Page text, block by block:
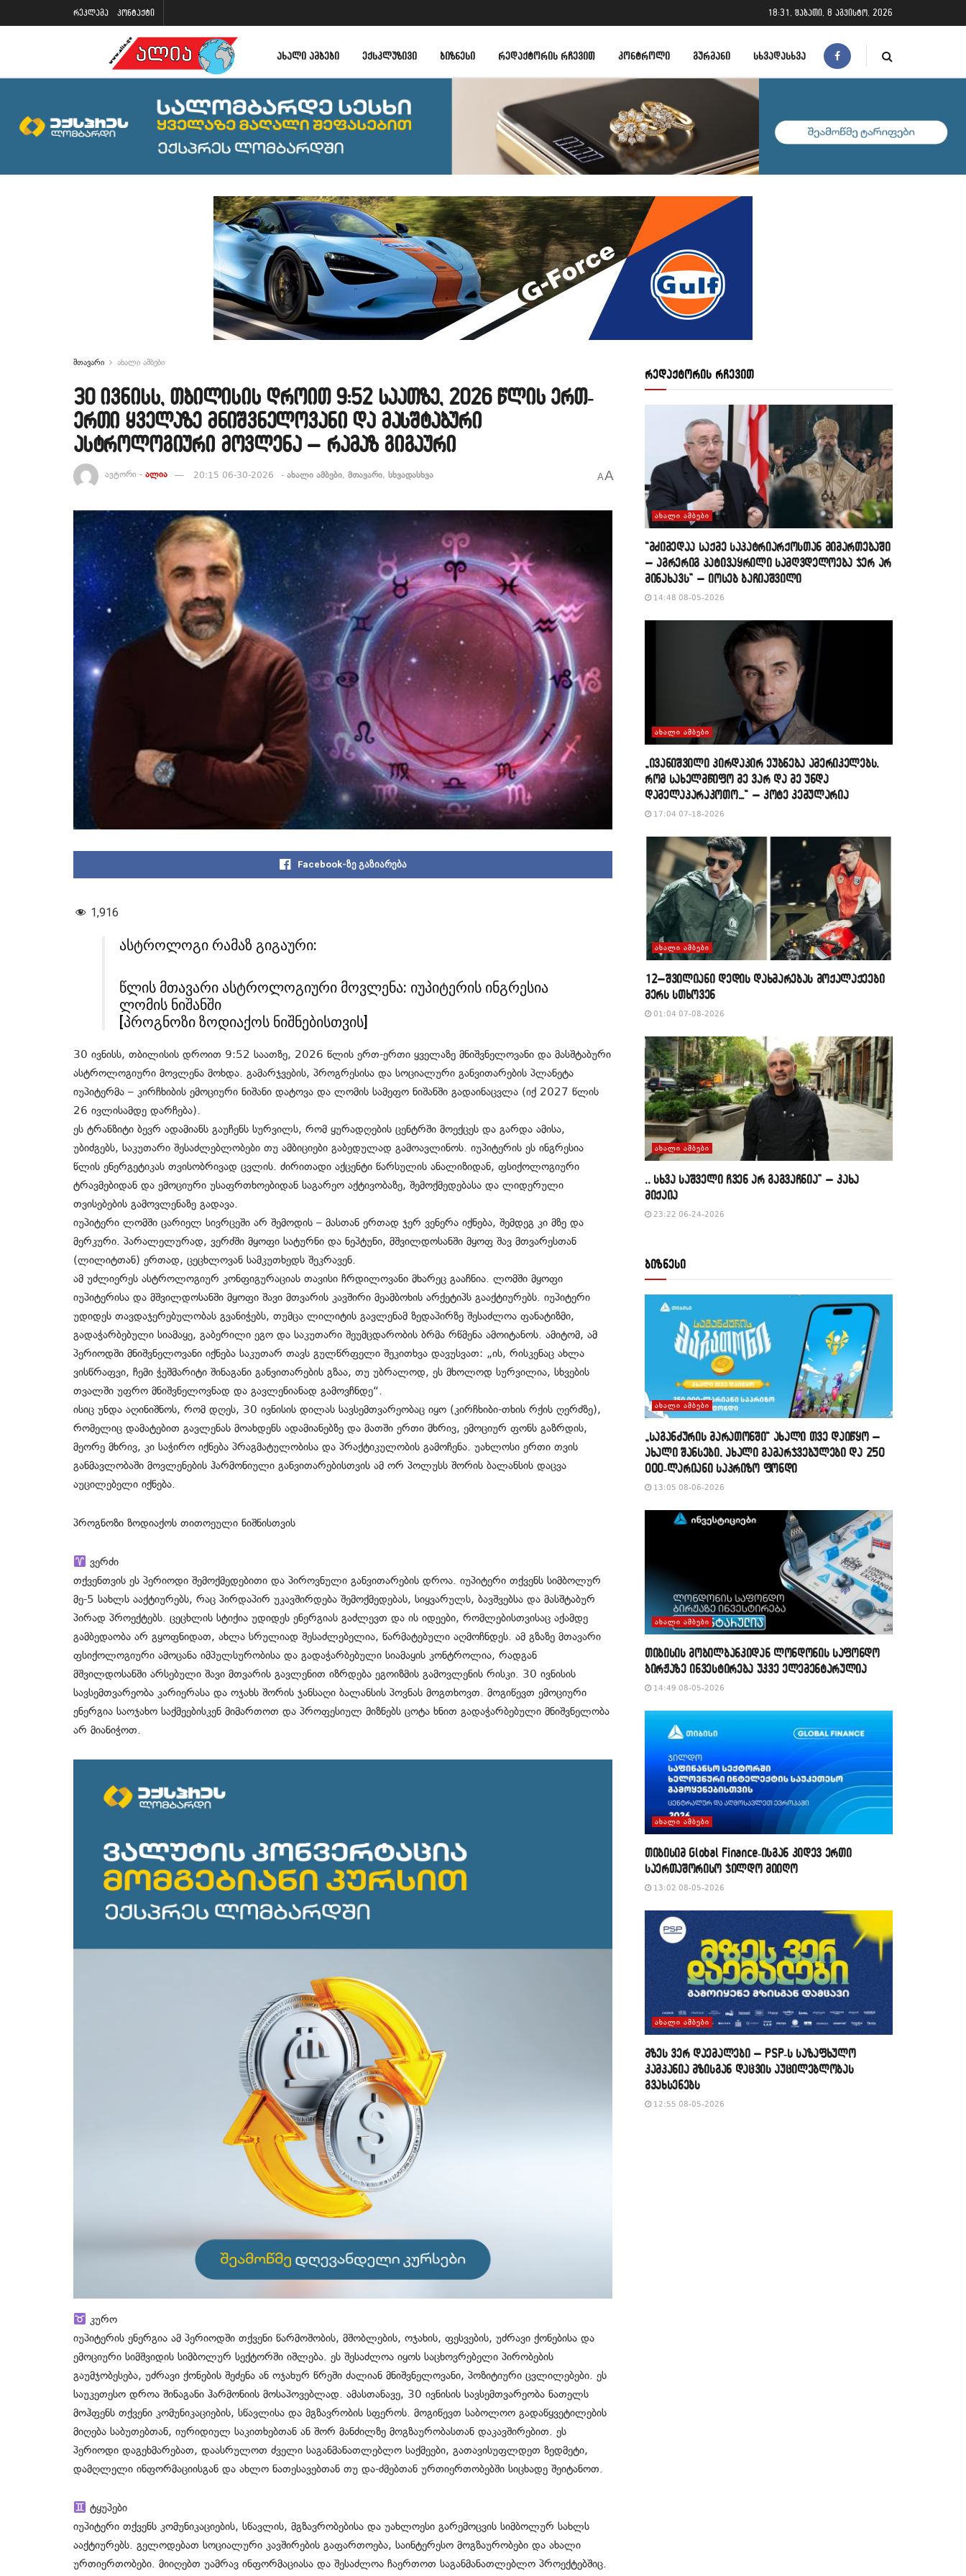
რეკლამა კონტაქტი 18:31, შაბათი, 8 აგვისტო, 2026
ᲐᲮᲐᲚᲘ ᲐᲛᲑᲔᲑᲘ ᲔᲥᲡᲙᲚᲣᲖᲘᲕᲘ ᲑᲘᲖᲜᲔᲡᲘ ᲠᲔᲓᲐᲥᲢᲝᲠᲘᲡ ᲠᲩᲔᲕᲘᲗ ᲙᲝᲜᲢᲠᲝᲚᲘ ᲒᲣᲠᲛᲐᲜᲘ ᲡᲮᲕᲐᲓᲐᲡᲮᲕᲐ
მთავარი ახალი ამბები
30 ივნისს, თბილისის დროით 9:52 საათზე, 2026 წლის ერთ-
ერთი ყველაზე მნიშვნელოვანი და მასშტაბური
ასტროლოგიური მოვლენა – რამაზ გიგაური
ავტორი - ალია 20:15 06-30-2026 - ახალი ამბები, მთავარი, სხვადასხვა AA
Facebook-ზე გაზიარება
1,916
ასტროლოგი რამაზ გიგაური:
წლის მთავარი ასტროლოგიური მოვლენა: იუპიტერის ინგრესია
ლომის ნიშანში
[პროგნოზი ზოდიაქოს ნიშნებისთვის]
30 ივნისს, თბილისის დროით 9:52 საათზე, 2026 წლის ერთ-ერთი ყველაზე მნიშვნელოვანი და მასშტაბური
ასტროლოგიური მოვლენა მოხდა. გამარჯვების, პროგრესისა და სოციალური განვითარების პლანეტა
იუპიტერმა – კირჩხიბის ემოციური ნიშანი დატოვა და ლომის სამეფო ნიშანში გადაინაცვლა (იქ 2027 წლის
26 ივლისამდე დარჩება).
ეს ტრანზიტი ბევრ ადამიანს გაუჩენს სურვილს, რომ ყურადღების ცენტრში მოექცეს და გარდა ამისა,
უბიძგებს, საკუთარი შესაძლებლობები თუ ამბიციები გაბედულად გამოავლინოს. იუპიტერის ეს ინგრესია
წლის ენერგეტიკას თვისობრივად ცვლის. ძირითადი აქცენტი წარსულის ანალიზიდან, ფსიქოლოგიური
ტრავმებიდან და ემოციური უსაფრთხოებიდან საგარეო აქტივობაზე, შემოქმედებასა და ლიდერული
თვისებების გამოვლენაზე გადავა.
იუპიტერი ლომში ცარიელ სივრცეში არ შემოდის – მასთან ერთად ჯერ ვენერა იქნება, შემდეგ კი მზე და
მერკური. პარალელურად, ვერძში მყოფი სატურნი და ნეპტუნი, მშვილდოსანში მყოფ შავ მთვარესთან
(ლილიტთან) ერთად, ცეცხლოვან სამკუთხედს შეკრავენ.
ამ უძლიერეს ასტროლოგიურ კონფიგურაციას თავისი ჩრდილოვანი მხარეც გააჩნია. ლომში მყოფი
იუპიტერისა და მშვილდოსანში მყოფი შავი მთვარის კავშირი მეამბოხის არქეტიპს გააქტიურებს. იუპიტერი
უდიდეს თავდაჯერებულობას გვანიჭებს, თუმცა ლილიტის გავლენამ ზედაპირზე შესაძლოა ფანატიზმი,
გადაჭარბებული სიამაყე, გაბერილი ეგო და საკუთარი შეუმცდარობის ბრმა რწმენა ამოიტანოს. ამიტომ, ამ
პერიოდში მნიშვნელოვანი იქნება საკუთარ თავს გულწრფელი შეკითხვა დავუსვათ: „ის, რისკენაც ახლა
ვისწრაფვი, ჩემი ჭეშმარიტი შინაგანი განვითარების გზაა, თუ უბრალოდ, ეს მხოლოდ სურვილია, სხვების
თვალში უფრო მნიშვნელოვნად და გავლენიანად გამოვჩნდე“.
ისიც უნდა აღინიშნოს, რომ დღეს, 30 ივნისის დილას სავსემთვარეობაც იყო (კირჩხიბი-თხის რქის ღერძზე),
რომელიც დამატებით გავლენას მოახდენს ადამიანებზე და მათში ერთი მხრივ, ემოციურ ფონს გაზრდის,
მეორე მხრივ, კი საჭირო იქნება პრაგმატულობისა და პრაქტიკულობის გამოჩენა. უახლოსი ერთი თვის
განმავლობაში მოვლენების ჰარმონიული განვითარებისთვის ამ ორ პოლუსს შორის ბალანსის დაცვა
აუცილებელი იქნება.
პროგნოზი ზოდიაქოს თითოეული ნიშნისთვის
ვერძი
თქვენთვის ეს პერიოდი შემოქმედებითი და პიროვნული განვითარების დროა. იუპიტერი თქვენს სიმბოლურ
მე-5 სახლს ააქტიურებს, რაც პირდაპირ უკავშირდება შემოქმედებას, სიყვარულს, ბავშვებსა და მასშტაბურ
პირად პროექტებს. ცეცხლის სტიქია უდიდეს ენერგიას გაძლევთ და ის იდეები, რომლებისთვისაც აქამდე
გამბედაობა არ გყოფნიდათ, ახლა სრულიად შესაძლებელია, წარმატებული აღმოჩნდეს. ამ გზაზე მთავარი
ფსიქოლოგიური ამოცანა იმპულსურობისა და გადაჭარბებული სიამაყის კონტროლია, რადგან
მშვილდოსანში არსებული შავი მთვარის გავლენით იზრდება ეგოიზმის გამოვლენის რისკი. 30 ივნისის
სავსემთვარეობა კარიერასა და ოჯახს შორის ჯანსაღი ბალანსის პოვნას მოგთხოვთ. მოგიწევთ ემოციური
ენერგია საოჯახო საქმეებისკენ მიმართოთ და პროფესიულ მიზნებს ცოტა ხნით გადაჭარბებული მნიშვნელობა
არ მიანიჭოთ.
კურო
იუპიტერის ენერგია ამ პერიოდში თქვენი წარმოშობის, მშობლების, ოჯახის, ფესვების, უძრავი ქონებისა და
ემოციური სიმშვიდის სიმბოლურ სექტორში იშლება. ეს შესაძლოა იყოს საცხოვრებელი პირობების
გაუმჯობესება, უძრავი ქონების შეძენა ან ოჯახურ წრეში ძალიან მნიშვნელოვანი, პოზიტიური ცვლილებები. ეს
საუკეთესო დროა შინაგანი ჰარმონიის მოსაპოვებლად. ამასთანავე, 30 ივნისის სავსემთვარეობა ნათელს
მოჰფენს თქვენი კომუნიკაციების, სწავლისა და მგზავრობის სფეროს. მოგიწევთ საბოლოო გადაწყვეტილების
მიღება საბუთებთან, იურიდიულ საკითხებთან ან შორ მანძილზე მოგზაურობასთან დაკავშირებით. ეს
პერიოდი დაგეხმარებათ, დაასრულოთ ძველი საგანმანათლებლო საქმეები, გათავისუფლდეთ ზედმეტი,
დამღლელი ინფორმაციისგან და ახლო ნათესავებთან თუ და-ძმებთან ურთიერთობებში სიცხადე შეიტანოთ.
ტყუპები
იუპიტერი თქვენს კომუნიკაციების, სწავლის, მგზავრობებისა და უახლოესი გარემოცვის სიმბოლურ სახლს
ააქტიურებს. გელოდებათ სოციალური კავშირების გაფართოება, საინტერესო მოგზაურობები და ახალი
ურთიერთობები. მიიღებთ უამრავ ინფორმაციასა და შესაძლოა ჩაერთოთ საგანმანათლებლო პროექტებშიც.
რედაქტორის რჩევით
ᲐᲮᲐᲚᲘ ᲐᲛᲑᲔᲑᲘ
“მძიმედაა საქმე საპატრიარქოსთან მიმართებაში
– აგრერიგ პატივაყრილი სამღვდელოება ჯერ არ
მინახავს” – იოსებ ბაჩიაშვილი
14:48 08-05-2026
ᲐᲮᲐᲚᲘ ᲐᲛᲑᲔᲑᲘ
„ივანიშვილი პირდაპირ ეუბნება ამერიკელებს,
რომ სახელმწიფო მე ვარ და მე უნდა
დამელაპარაკოთო…“ – კოტე კემულარია
17:04 07-18-2026
ᲐᲮᲐᲚᲘ ᲐᲛᲑᲔᲑᲘ
12–შვილიანი დედის დახმარებას მოქალაქეები
მერს სთხოვენ
01:04 07-08-2026
ᲐᲮᲐᲚᲘ ᲐᲛᲑᲔᲑᲘ
,, სხვა საშველი ჩვენ არ გაგვაჩნია” – კახა
მიქაია
23:22 06-24-2026
ბიზნესი
ᲐᲮᲐᲚᲘ ᲐᲛᲑᲔᲑᲘ
„საგანძურის მარათონში“ ახალი თვე დაიწყო –
ახალი შანსები, ახალი გამარჯვებულები და 250
000-ლარიანი საპრიზო ფონდი
13:05 08-06-2026
ᲐᲮᲐᲚᲘ ᲐᲛᲑᲔᲑᲘ
თიბისის მობილბანკიდან ლონდონის საფონდო
ბირჟაზე ინვესტირება უკვე ელემენტარულია
14:49 08-05-2026
ᲐᲮᲐᲚᲘ ᲐᲛᲑᲔᲑᲘ
თიბისიმ Global Finance-ისგან კიდევ ერთი
საერთაშორისო ჯილდო მიიღო
13:02 08-05-2026
ᲐᲮᲐᲚᲘ ᲐᲛᲑᲔᲑᲘ
მზეს ვერ დაემალები – PSP-ს საზაფხულო
კამპანია მზისგან დაცვის აუცილებლობას
გვახსენებს
12:55 08-05-2026